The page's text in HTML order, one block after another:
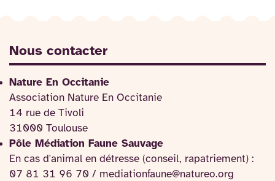
Nous contacter
Nature En Occitanie
Association Nature En Occitanie
14 rue de Tivoli
31000 Toulouse
Pôle Médiation Faune Sauvage
En cas d'animal en détresse (conseil, rapatriement) :
07 81 31 96 70 / mediationfaune@natureo.org